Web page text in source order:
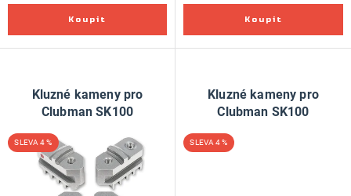
Kluzné kameny pro
Clubman SK100
4 %
Kluzné kameny pro
Clubman SK100
4 %